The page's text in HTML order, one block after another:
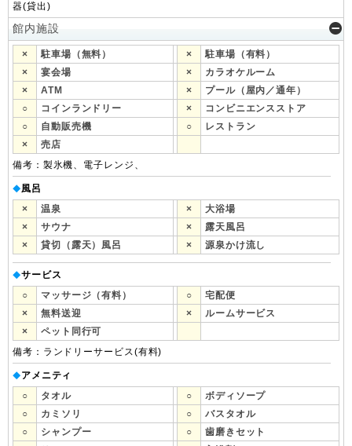
器(貸出)
館内施設
× 駐車場（無料） ×
駐車場（有料）
×
宴会場 ×
カラオケルーム
×
ATM ×
プール（屋内／通年）
○
コインランドリー ×
コンビニエンスストア
○
自動販売機 ○
レストラン
×
売店
備考：製氷機、電子レンジ、
◆風呂
×
温泉 ×
大浴場
×
サウナ ×
露天風呂
×
貸切（露天）風呂 × 源泉かけ流し
◆サービス
○
マッサージ（有料） ○
宅配便
×
無料送迎 ×
ルームサービス
×
ペット同行可
備考：ランドリーサービス(有料)
◆アメニティ
○
タオル ○
ボディソープ
○
カミソリ ○
バスタオル
○
シャンプー ○
歯磨きセット